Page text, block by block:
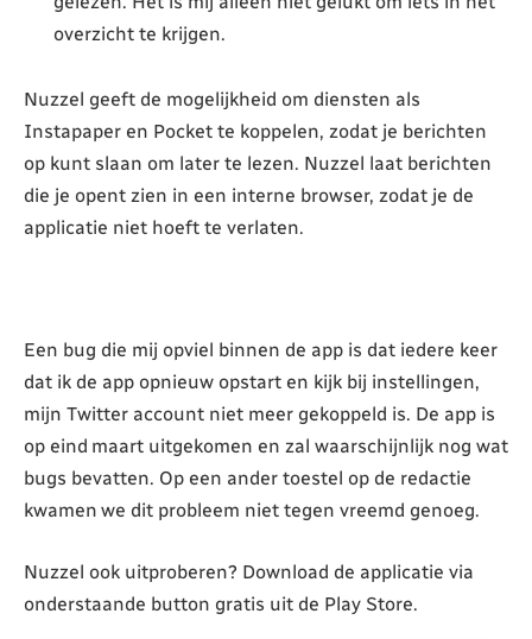
overzicht te krijgen.
Nuzzel geeft de mogelijkheid om diensten als
Instapaper en Pocket te koppelen, zodat je berichten
op kunt slaan om later te lezen. Nuzzel laat berichten
die je opent zien in een interne browser, zodat je de
applicatie niet hoeft te verlaten.
Een bug die mij opviel binnen de app is dat iedere keer
dat ik de app opnieuw opstart en kijk bij instellingen,
mijn Twitter account niet meer gekoppeld is. De app is
op eind maart uitgekomen en zal waarschijnlijk nog wat
bugs bevatten. Op een ander toestel op de redactie
kwamen we dit probleem niet tegen vreemd genoeg.
Nuzzel ook uitproberen? Download de applicatie via
onderstaande button gratis uit de Play Store.